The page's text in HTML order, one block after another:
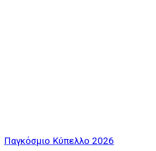
Παγκόσμιο Κύπελλο 2026